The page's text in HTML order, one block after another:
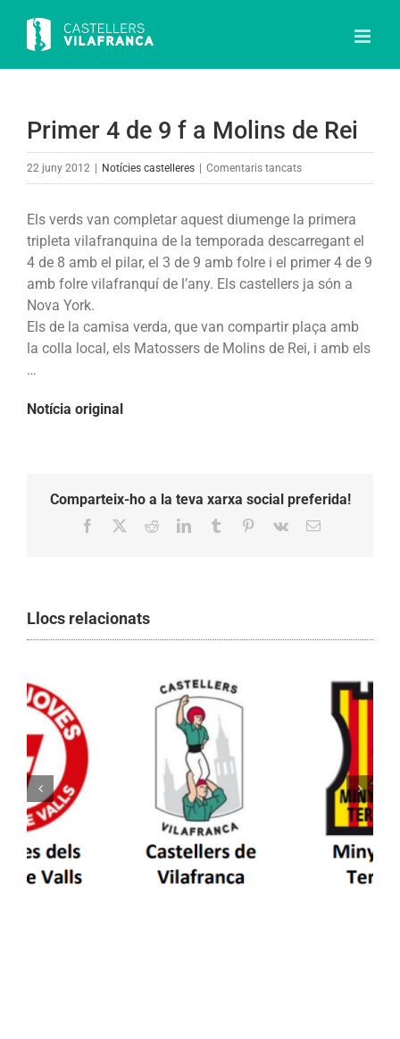
content
Primer 4 de 9 f a Molins de Rei
22 juny 2012 Notícies castelleres Comentaris tancatsa
Els verds van completar aquest diumenge la primera
tripleta vilafranquina de la temporada descarregant el
4 de 8 amb el pilar, el 3 de 9 amb folre i el primer 4 de 9
amb folre vilafranquí de l’any. Els castellers ja són a
Nova York.
Els de la camisa verda, que van compartir plaça amb
la colla local, els Matossers de Molins de Rei, i amb els
…
Notícia original
Comparteix-ho a la teva xarxa social preferida!
Facebook RedditLinkedInTumblr Pinterest
Vk Email:
Llocs relacionats
Els Castellers de Vilafranca unieixen tradició i
patrimoni en un viatge de colla a la Vall
d’Aran i a la Vall de Boí